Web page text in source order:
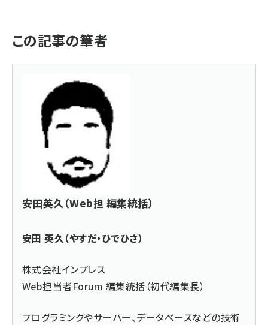
この記事の筆者
安田英久（Web担 編集統括）
安田 英久（やすだ・ひでひさ）
株式会社インプレス
Web担当者Forum 編集統括（初代編集長）
プログラミングやサーバー、データベースなどの技術